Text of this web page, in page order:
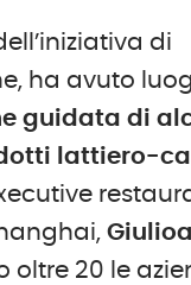
di
ha avuto
guidata di
lattiero-
oltre 20 le